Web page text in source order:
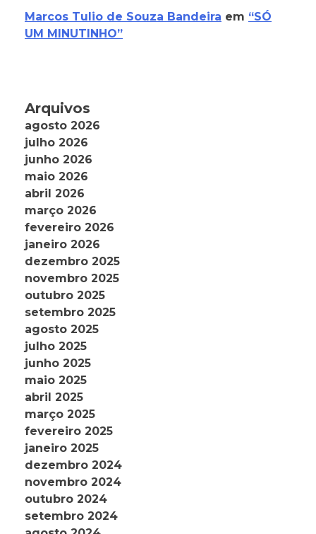
Marcos Tulio de Souza Bandeira em “SÓ
UM MINUTINHO”
Arquivos
agosto 2026
julho 2026
junho 2026
maio 2026
abril 2026
março 2026
fevereiro 2026
janeiro 2026
dezembro 2025
novembro 2025
outubro 2025
setembro 2025
agosto 2025
julho 2025
junho 2025
maio 2025
abril 2025
março 2025
fevereiro 2025
janeiro 2025
dezembro 2024
novembro 2024
outubro 2024
setembro 2024